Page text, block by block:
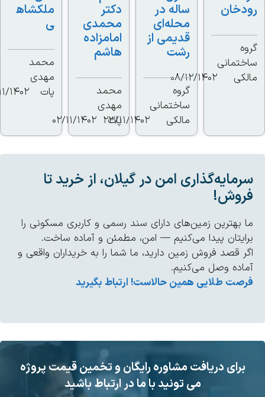
08/12/1402
ساله در
محله‌ای
قدیمی از
رشت
ساختمانی
مالکی
23/11/1402
دکتر
محمدی
امامزاده
هاشم
محمد
مهدی
پات
02/11/1402
ملکشاه
محمد
مهدی
01/11/1402
امن در گیلان، از خرید تا
بهترین زمین‌های دارای سند رسمی و کاربری مسکونی را
پیدا می‌کنیم — امن، مطمئن و آماده ساخت.
قصد فروش زمین دارید، ما شما را به خریداران واقعی و
وصل می‌کنیم.
طلایی همین حالاست! ارتباط بگیرید
برای دریافت مشاوره رایگان و تخمین قیمت پروژه
می تونید با ما در ارتباط باشید